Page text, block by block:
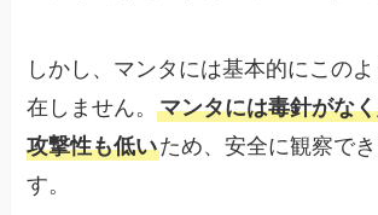
しかし、マンタには基本的にこの
在しません。マンタには毒針がな
攻撃性も低いため、安全に観察で
す。